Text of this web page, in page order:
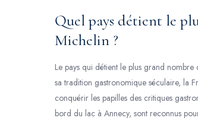
Quel pays détient le
Michelin ?
Le pays qui détient le plus grand
sa tradition gastronomique séculaire, la
conquérir les papilles des critiques
bord du lac à Annecy, sont reconnus